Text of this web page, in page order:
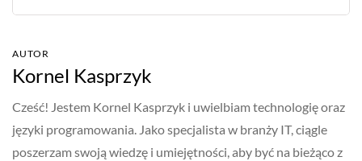
AUTOR
Kornel Kasprzyk
Cześć! Jestem Kornel Kasprzyk i uwielbiam technologię oraz
języki programowania. Jako specjalista w branży IT, ciągle
poszerzam swoją wiedzę i umiejętności, aby być na bieżąco z